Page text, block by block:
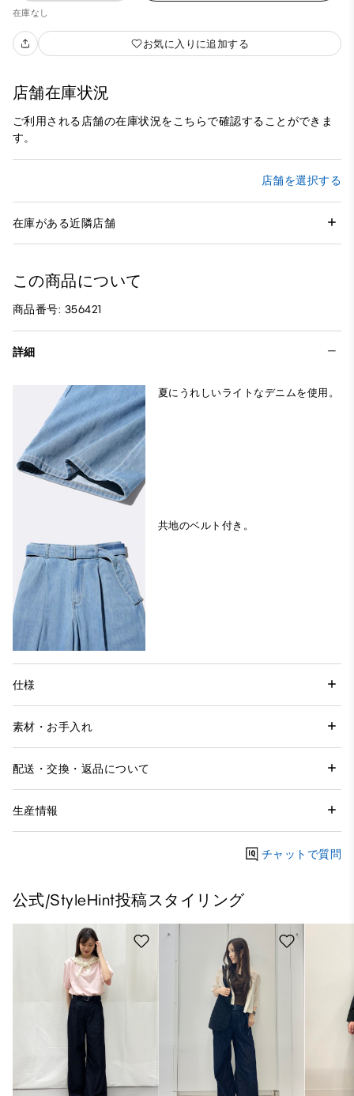
在庫なし
お気に入りに追加する
店舗在庫状況
ご利用される店舗の在庫状況をこちらで確認することができま
す。
店舗を選択する
在庫がある近隣店舗
この商品について
商品番号: 356421
詳細
夏にうれしいライトなデニムを使用。
共地のベルト付き。
仕様
素材・お手入れ
配送・交換・返品について
生産情報
チャットで質問
公式/StyleHint投稿スタイリング